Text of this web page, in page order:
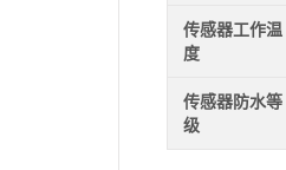
传感器工作温
度
传感器防水等
级